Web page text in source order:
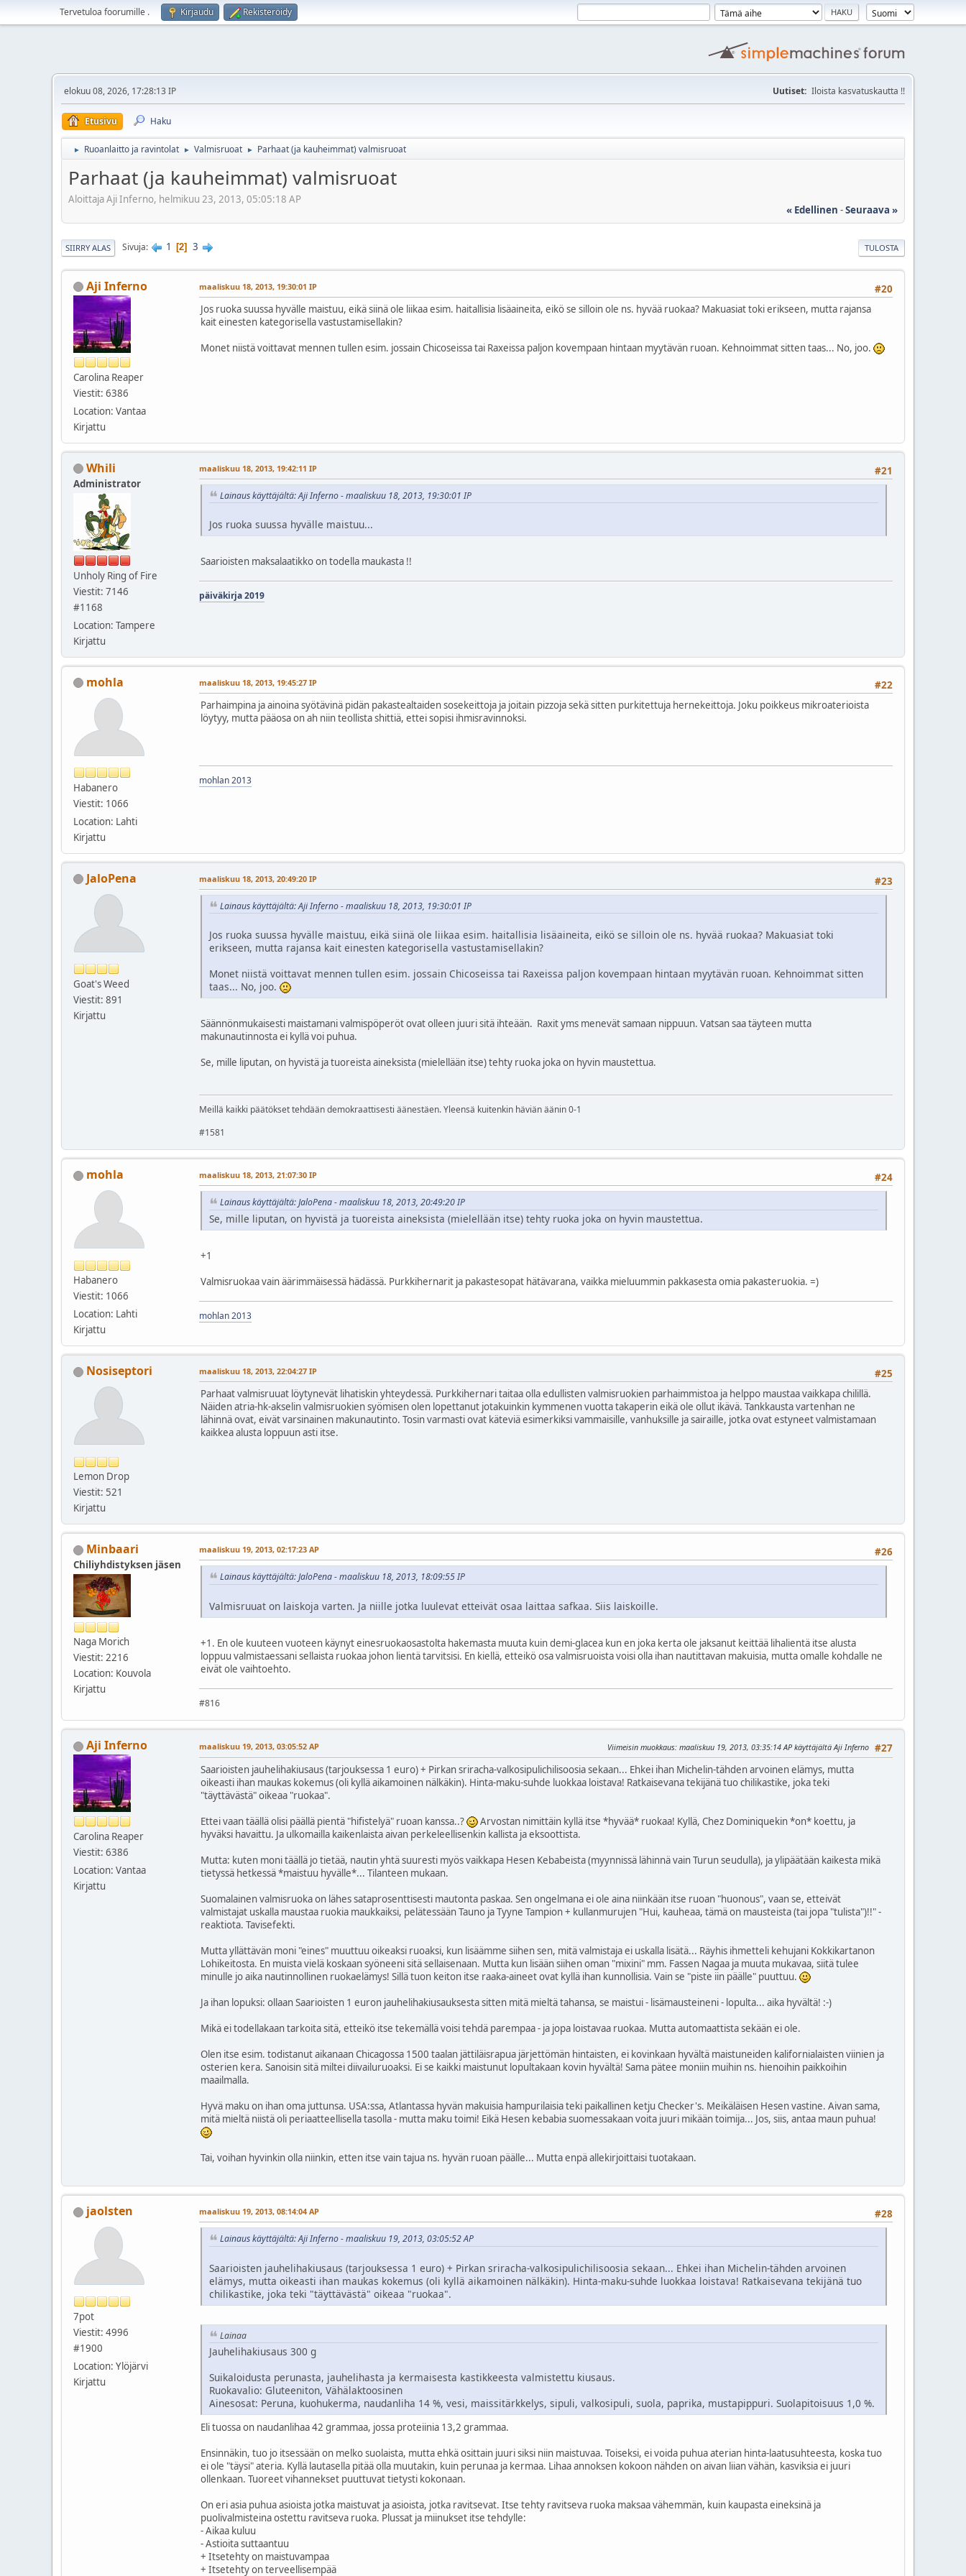
Tervetuloa foorumille . Kirjaudu Rekisteröidy
elokuu 08, 2026, 17:28:13 IP Uutiset: Iloista kasvatuskautta !!
Etusivu Haku
► Ruoanlaitto ja ravintolat ► Valmisruoat ► Parhaat (ja kauheimmat) valmisruoat
Parhaat (ja kauheimmat) valmisruoat
Aloittaja Aji Inferno, helmikuu 23, 2013, 05:05:18 AP
« Edellinen -Seuraava »
TULOSTA
SIIRRY ALAS Sivuja 1 2 3
Aji Inferno
Carolina Reaper
Viestit: 6386
Location: Vantaa
Kirjattu
#20
maaliskuu 18, 2013, 19:30:01 IP
Jos ruoka suussa hyvälle maistuu, eikä siinä ole liikaa esim. haitallisia lisäaineita, eikö se silloin ole ns. hyvää ruokaa? Makuasiat toki erikseen, mutta rajansa
kait einesten kategorisella vastustamisellakin?
Monet niistä voittavat mennen tullen esim. jossain Chicoseissa tai Raxeissa paljon kovempaan hintaan myytävän ruoan. Kehnoimmat sitten taas... No, joo.
Whili
Administrator
Unholy Ring of Fire
Viestit: 7146
#1168
Location: Tampere
Kirjattu
#21
maaliskuu 18, 2013, 19:42:11 IP
Lainaus käyttäjältä: Aji Inferno - maaliskuu 18, 2013, 19:30:01 IP
Jos ruoka suussa hyvälle maistuu...
Saarioisten maksalaatikko on todella maukasta !!
päiväkirja 2019
mohla
Habanero
Viestit: 1066
Location: Lahti
Kirjattu
#22
maaliskuu 18, 2013, 19:45:27 IP
Parhaimpina ja ainoina syötävinä pidän pakastealtaiden sosekeittoja ja joitain pizzoja sekä sitten purkitettuja hernekeittoja. Joku poikkeus mikroaterioista
löytyy, mutta pääosa on ah niin teollista shittiä, ettei sopisi ihmisravinnoksi.
mohlan 2013
JaloPena
Goat's Weed
Viestit: 891
Kirjattu
#23
maaliskuu 18, 2013, 20:49:20 IP
Lainaus käyttäjältä: Aji Inferno - maaliskuu 18, 2013, 19:30:01 IP
Jos ruoka suussa hyvälle maistuu, eikä siinä ole liikaa esim. haitallisia lisäaineita, eikö se silloin ole ns. hyvää ruokaa? Makuasiat toki
erikseen, mutta rajansa kait einesten kategorisella vastustamisellakin?
Monet niistä voittavat mennen tullen esim. jossain Chicoseissa tai Raxeissa paljon kovempaan hintaan myytävän ruoan. Kehnoimmat sitten
taas... No, joo.
Säännönmukaisesti maistamani valmispöperöt ovat olleen juuri sitä ihteään. Raxit yms menevät samaan nippuun. Vatsan saa täyteen mutta
makunautinnosta ei kyllä voi puhua.
Se, mille liputan, on hyvistä ja tuoreista aineksista (mielellään itse) tehty ruoka joka on hyvin maustettua.
Meillä kaikki päätökset tehdään demokraattisesti äänestäen. Yleensä kuitenkin häviän äänin 0-1
#1581
mohla
Habanero
Viestit: 1066
Location: Lahti
Kirjattu
#24
maaliskuu 18, 2013, 21:07:30 IP
Lainaus käyttäjältä: JaloPena - maaliskuu 18, 2013, 20:49:20 IP
Se, mille liputan, on hyvistä ja tuoreista aineksista (mielellään itse) tehty ruoka joka on hyvin maustettua.
+1
Valmisruokaa vain äärimmäisessä hädässä. Purkkihernarit ja pakastesopat hätävarana, vaikka mieluummin pakkasesta omia pakasteruokia. =)
mohlan 2013
Nosiseptori
Lemon Drop
Viestit: 521
Kirjattu
#25
maaliskuu 18, 2013, 22:04:27 IP
Parhaat valmisruuat löytynevät lihatiskin yhteydessä. Purkkihernari taitaa olla edullisten valmisruokien parhaimmistoa ja helppo maustaa vaikkapa chilillä.
Näiden atria-hk-akselin valmisruokien syömisen olen lopettanut jotakuinkin kymmenen vuotta takaperin eikä ole ollut ikävä. Tankkausta vartenhan ne
lähinnä ovat, eivät varsinainen makunautinto. Tosin varmasti ovat käteviä esimerkiksi vammaisille, vanhuksille ja sairaille, jotka ovat estyneet valmistamaan
kaikkea alusta loppuun asti itse.
Minbaari
Chiliyhdistyksen jäsen
Naga Morich
Viestit: 2216
Location: Kouvola
Kirjattu
#26
maaliskuu 19, 2013, 02:17:23 AP
Lainaus käyttäjältä: JaloPena - maaliskuu 18, 2013, 18:09:55 IP
Valmisruuat on laiskoja varten. Ja niille jotka luulevat etteivät osaa laittaa safkaa. Siis laiskoille.
+1. En ole kuuteen vuoteen käynyt einesruokaosastolta hakemasta muuta kuin demi-glacea kun en joka kerta ole jaksanut keittää lihalientä itse alusta
loppuu valmistaessani sellaista ruokaa johon lientä tarvitsisi. En kiellä, etteikö osa valmisruoista voisi olla ihan nautittavan makuisia, mutta omalle kohdalle ne
eivät ole vaihtoehto.
#816
Aji Inferno
Carolina Reaper
Viestit: 6386
Location: Vantaa
Kirjattu
#27
maaliskuu 19, 2013, 03:05:52 AP Viimeisin muokkaus: maaliskuu 19, 2013, 03:35:14 AP käyttäjältä Aji Inferno
Saarioisten jauhelihakiusaus (tarjouksessa 1 euro) + Pirkan sriracha-valkosipulichilisoosia sekaan... Ehkei ihan Michelin-tähden arvoinen elämys, mutta
oikeasti ihan maukas kokemus (oli kyllä aikamoinen nälkäkin). Hinta-maku-suhde luokkaa loistava! Ratkaisevana tekijänä tuo chilikastike, joka teki
"täyttävästä" oikeaa "ruokaa".
Ettei vaan täällä olisi päällä pientä "hifistelyä" ruoan kanssa..?
Arvostan nimittäin kyllä itse *hyvää* ruokaa! Kyllä, Chez Dominiquekin *on* koettu, ja
hyväksi havaittu. Ja ulkomailla kaikenlaista aivan perkeleellisenkin kallista ja eksoottista.
Mutta: kuten moni täällä jo tietää, nautin yhtä suuresti myös vaikkapa Hesen Kebabeista (myynnissä lähinnä vain Turun seudulla), ja ylipäätään kaikesta mikä
tietyssä hetkessä *maistuu hyvälle*... Tilanteen mukaan.
Suomalainen valmisruoka on lähes sataprosenttisesti mautonta paskaa. Sen ongelmana ei ole aina niinkään itse ruoan "huonous", vaan se, etteivät
valmistajat uskalla maustaa ruokia maukkaiksi, pelätessään Tauno ja Tyyne Tampion + kullanmurujen "Hui, kauheaa, tämä on mausteista (tai jopa "tulista")!!" -
reaktiota. Tavisefekti.
Mutta yllättävän moni "eines" muuttuu oikeaksi ruoaksi, kun lisäämme siihen sen, mitä valmistaja ei uskalla lisätä... Räyhis ihmetteli kehujani Kokkikartanon
Lohikeitosta. En muista vielä koskaan syöneeni sitä sellaisenaan. Mutta kun lisään siihen oman "mixini" mm. Fassen Nagaa ja muuta mukavaa, siitä tulee
minulle jo aika nautinnollinen ruokaelämys! Sillä tuon keiton itse raaka-aineet ovat kyllä ihan kunnollisia. Vain se "piste iin päälle" puuttuu.
Ja ihan lopuksi: ollaan Saarioisten 1 euron jauhelihakiusauksesta sitten mitä mieltä tahansa, se maistui - lisämausteineni - lopulta... aika hyvältä! :-)
Mikä ei todellakaan tarkoita sitä, etteikö itse tekemällä voisi tehdä parempaa - ja jopa loistavaa ruokaa. Mutta automaattista sekään ei ole.
Olen itse esim. todistanut aikanaan Chicagossa 1500 taalan jättiläisrapua järjettömän hintaisten, ei kovinkaan hyvältä maistuneiden kalifornialaisten viinien ja
osterien kera. Sanoisin sitä miltei diivailuruoaksi. Ei se kaikki maistunut lopultakaan kovin hyvältä! Sama pätee moniin muihin ns. hienoihin paikkoihin
maailmalla.
Hyvä maku on ihan oma juttunsa. USA:ssa, Atlantassa hyvän makuisia hampurilaisia teki paikallinen ketju Checker's. Meikäläisen Hesen vastine. Aivan sama,
mitä mieltä niistä oli periaatteellisella tasolla - mutta maku toimi! Eikä Hesen kebabia suomessakaan voita juuri mikään toimija... Jos, siis, antaa maun puhua!
Tai, voihan hyvinkin olla niinkin, etten itse vain tajua ns. hyvän ruoan päälle... Mutta enpä allekirjoittaisi tuotakaan.
jaolsten
7pot
Viestit: 4996
#1900
Location: Ylöjärvi
Kirjattu
#28
maaliskuu 19, 2013, 08:14:04 AP
Lainaus käyttäjältä: Aji Inferno - maaliskuu 19, 2013, 03:05:52 AP
Saarioisten jauhelihakiusaus (tarjouksessa 1 euro) + Pirkan sriracha-valkosipulichilisoosia sekaan... Ehkei ihan Michelin-tähden arvoinen
elämys, mutta oikeasti ihan maukas kokemus (oli kyllä aikamoinen nälkäkin). Hinta-maku-suhde luokkaa loistava! Ratkaisevana tekijänä tuo
chilikastike, joka teki "täyttävästä" oikeaa "ruokaa".
Lainaa
Jauhelihakiusaus 300 g
Suikaloidusta perunasta, jauhelihasta ja kermaisesta kastikkeesta valmistettu kiusaus.
Ruokavalio: Gluteeniton, Vähälaktoosinen
Ainesosat: Peruna, kuohukerma, naudanliha 14 %, vesi, maissitärkkelys, sipuli, valkosipuli, suola, paprika, mustapippuri. Suolapitoisuus 1,0 %.
Eli tuossa on naudanlihaa 42 grammaa, jossa proteiinia 13,2 grammaa.
Ensinnäkin, tuo jo itsessään on melko suolaista, mutta ehkä osittain juuri siksi niin maistuvaa. Toiseksi, ei voida puhua aterian hinta-laatusuhteesta, koska tuo
ei ole "täysi" ateria. Kyllä lautasella pitää olla muutakin, kuin perunaa ja kermaa. Lihaa annoksen kokoon nähden on aivan liian vähän, kasviksia ei juuri
ollenkaan. Tuoreet vihannekset puuttuvat tietysti kokonaan.
On eri asia puhua asioista jotka maistuvat ja asioista, jotka ravitsevat. Itse tehty ravitseva ruoka maksaa vähemmän, kuin kaupasta eineksinä ja
puolivalmisteina ostettu ravitseva ruoka. Plussat ja miinukset itse tehdylle:
- Aikaa kuluu
- Astioita suttaantuu
+ Itsetehty on maistuvampaa
+ Itsetehty on terveellisempää